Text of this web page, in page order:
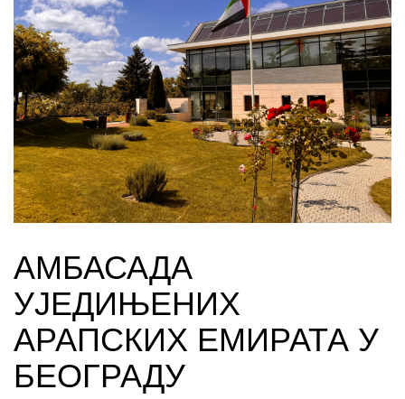
АМБАСАДА
УЈЕДИЊЕНИХ
АРАПСКИХ ЕМИРАТА У
БЕОГРАДУ